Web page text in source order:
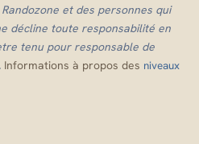
et des personnes qui
décline toute responsabilité en
tenu pour responsable de
Informations à propos des niveaux